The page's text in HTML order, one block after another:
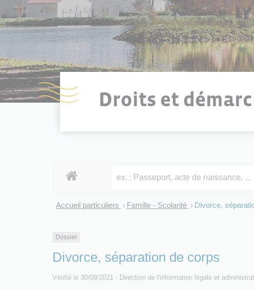
Droits et
Accueil particuliers > Famille - Scolarité > Divorce,
Dossier
Divorce, séparation de corps
Vérifié le 30/09/2021 - Direction de l'information légale et